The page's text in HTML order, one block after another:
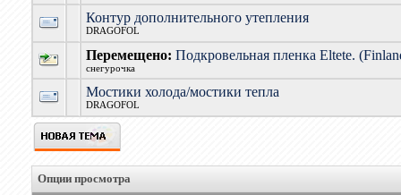
Контур дополнительного утепления
DRAGOFOL
Перемещено: Подкровельная пленка Eltete.
снегурочка
Мостики холода/мостики тепла
DRAGOFOL
Опции просмотра